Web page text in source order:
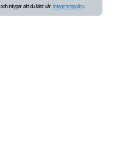
och intygar att du läst vår Integritetspolicy.